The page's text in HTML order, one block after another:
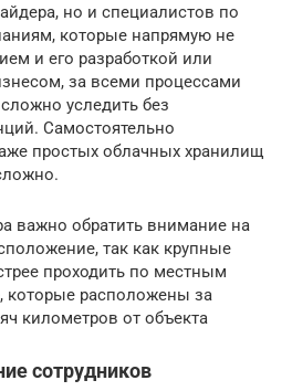
но и специалистов по
которые напрямую не
и его разработкой или
за всеми процессами
уследить без
Самостоятельно
простых облачных хранилищ
важно обратить внимание на
так как крупные
проходить по местным
которые расположены за
километров от объекта
сотрудников